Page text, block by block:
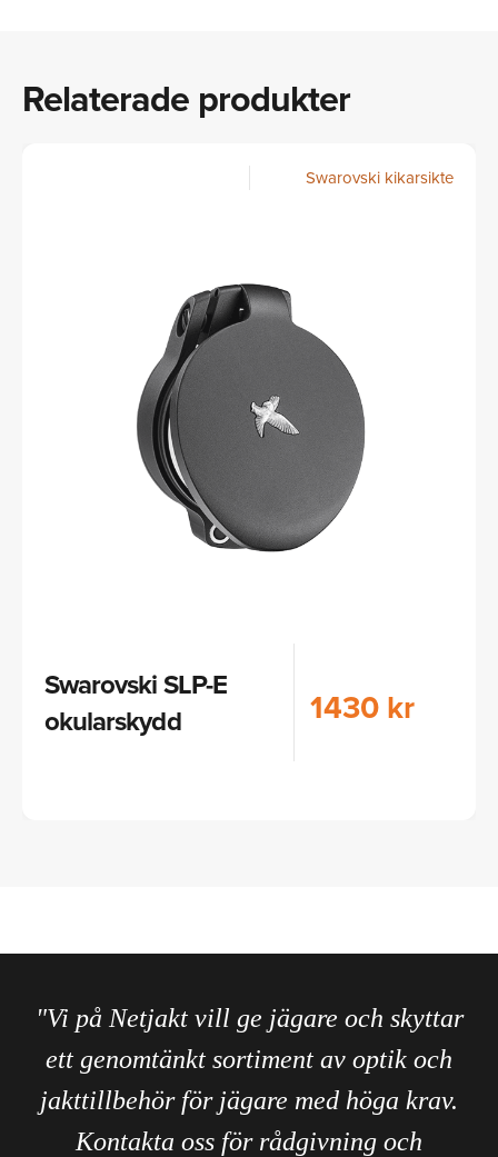
Relaterade produkter
Swarovski kikarsikte
Swarovski SLP-E
okularskydd
1430 kr
"Vi på Netjakt vill ge jägare och skyttar
ett genomtänkt sortiment av optik och
jakttillbehör för jägare med höga krav.
Kontakta oss för rådgivning och